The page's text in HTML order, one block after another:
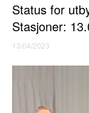
Status for
Stasjoner:
13/04/2023